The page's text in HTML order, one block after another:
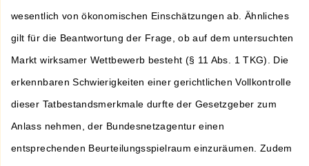
wesentlich von ökonomischen Einschätzungen ab. Ähnliches
gilt für die Beantwortung der Frage, ob auf dem untersuchten
Markt wirksamer Wettbewerb besteht (§ 11 Abs. 1 TKG). Die
erkennbaren Schwierigkeiten einer gerichtlichen Vollkontrolle
dieser Tatbestandsmerkmale durfte der Gesetzgeber zum
Anlass nehmen, der Bundesnetzagentur einen
entsprechenden Beurteilungsspielraum einzuräumen. Zudem